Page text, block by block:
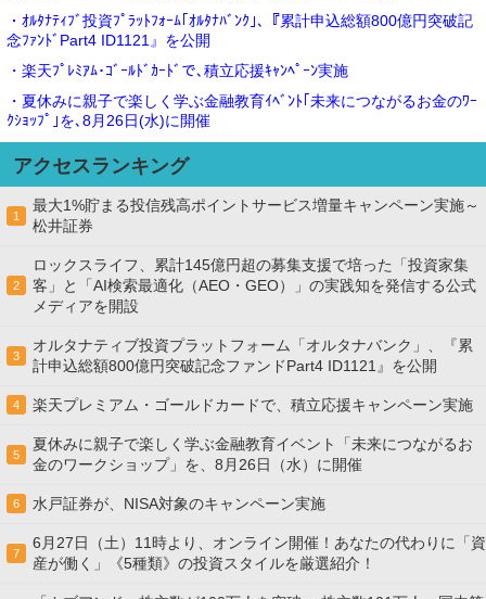
・ｵﾙﾀﾅﾃｨﾌﾞ投資ﾌﾟﾗｯﾄﾌｫｰﾑ｢ｵﾙﾀﾅﾊﾞﾝｸ｣､『累計申込総額800億円突破記
念ﾌｧﾝﾄﾞPart4 ID1121』を公開
・楽天ﾌﾟﾚﾐｱﾑ･ｺﾞｰﾙﾄﾞｶｰﾄﾞで､積立応援ｷｬﾝﾍﾟｰﾝ実施
・夏休みに親子で楽しく学ぶ金融教育ｲﾍﾞﾝﾄ｢未来につながるお金のﾜｰ
ｸｼｮｯﾌﾟ｣を､8月26日(水)に開催
アクセスランキング
1
最大1%貯まる投信残高ポイントサービス増量キャンペーン実施～
松井証券
2
ロックスライフ、累計145億円超の募集支援で培った「投資家集
客」と「AI検索最適化（AEO・GEO）」の実践知を発信する公式
メディアを開設
3
オルタナティブ投資プラットフォーム「オルタナバンク」、『累
計申込総額800億円突破記念ファンドPart4 ID1121』を公開
4 楽天プレミアム・ゴールドカードで、積立応援キャンペーン実施
5
夏休みに親子で楽しく学ぶ金融教育イベント「未来につながるお
金のワークショップ」を、8月26日（水）に開催
6 水戸証券が、NISA対象のキャンペーン実施
7
6月27日（土）11時より、オンライン開催！あなたの代わりに「資
産が働く」《5種類》の投資スタイルを厳選紹介！